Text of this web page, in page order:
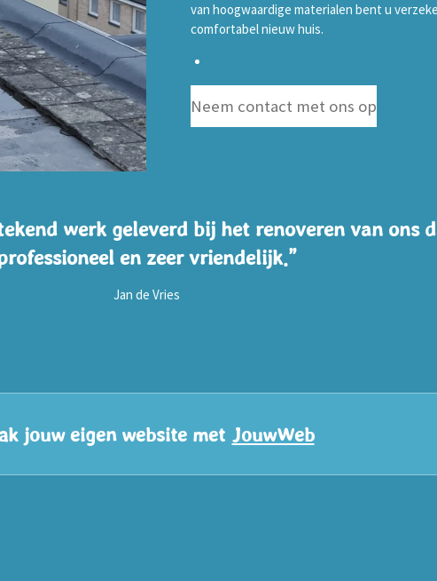
van hoogwaardige materialen bent u
comfortabel nieuw huis.
Neem contact met ons op
werk geleverd bij het renoveren van ons
en zeer vriendelijk.”
Jan de Vries
jouw eigen website met JouwWeb